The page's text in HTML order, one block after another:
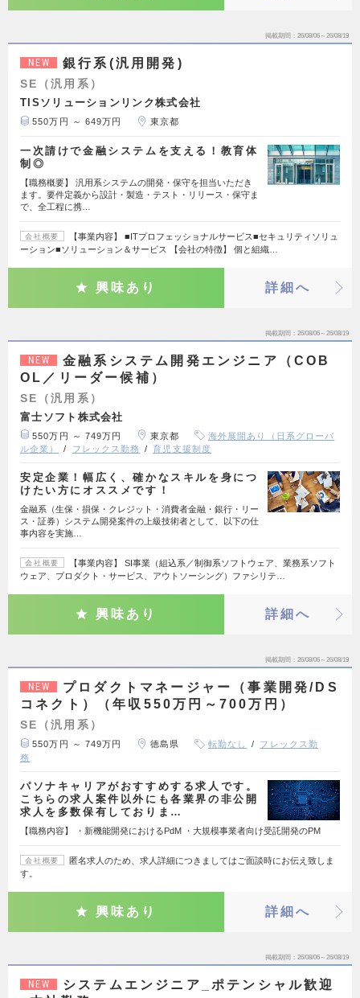
掲載期間 26/08/06～26/08/19
NEW 銀行系(汎用開発)
SE（汎用系）
TISソリューションリンク株式会社
550万円 ～ 649万円 東京都
一次請けで金融システムを支える！教育体
制◎
【職務概要】 汎用系システムの開発・保守を担当いただき
ます。要件定義から設計・製造・テスト・リリース・保守ま
で、全工程に携…
会社概要
【事業内容】 ■ITプロフェッショナルサービス■セキュリティソリュ
ーション■ソリューション＆サービス 【会社の特徴】 個と組織…
興味あり 詳細へ
掲載期間 26/08/06～26/08/19
NEW
金融系システム開発エンジニア（COB
OL／リーダー候補）
SE（汎用系）
富士ソフト株式会社
550万円 ～ 749万円 東京都
海外展開あり（日系グローバ
ル企業）
フレックス勤務 育児支援制度
安定企業！幅広く、確かなスキルを身につ
けたい方にオススメです！
金融系（生保・損保・クレジット・消費者金融・銀行・リー
ス・証券）システム開発案件の上級技術者として、以下の仕
事内容を実施…
会社概要
【事業内容】 SI事業（組込系／制御系ソフトウェア、業務系ソフト
ウェア、プロダクト・サービス、アウトソーシング）ファシリテ…
興味あり 詳細へ
掲載期間 26/08/06～26/08/19
NEW
プロダクトマネージャー（事業開発/DS
コネクト）（年収550万円～700万円）
SE（汎用系）
550万円 ～ 749万円 徳島県 転勤なし
フレックス勤
務
パソナキャリアがおすすめする求人です。
こちらの求人案件以外にも各業界の非公開
求人を多数保有しておりま…
【職務内容】 ・新機能開発におけるPdM ・大規模事業者向け受託開発のPM
会社概要
匿名求人のため、求人詳細につきましてはご面談時にお伝え致しま
す。
興味あり 詳細へ
掲載期間 26/08/06～26/08/19
NEW
システムエンジニア_ポテンシャル歓迎